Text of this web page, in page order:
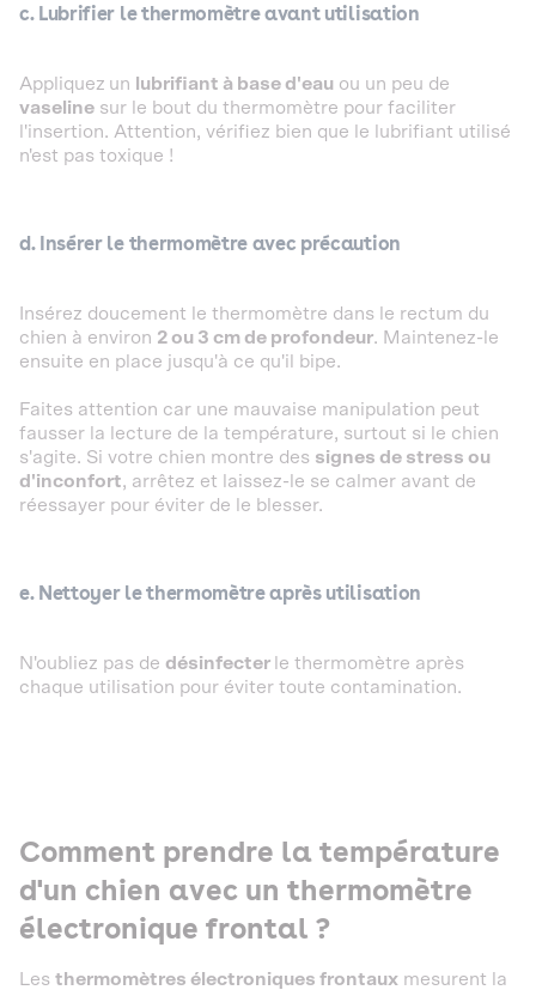
c. Lubrifier le thermomètre avant utilisation
Appliquez un lubrifiant à base d'eau ou un peu de
vaseline sur le bout du thermomètre pour faciliter
l'insertion. Attention, vérifiez bien que le lubrifiant utilisé
n'est pas toxique !
d. Insérer le thermomètre avec précaution
Insérez doucement le thermomètre dans le rectum du
chien à environ 2 ou 3 cm de profondeur. Maintenez-le
ensuite en place jusqu'à ce qu'il bipe.
Faites attention car une mauvaise manipulation peut
fausser la lecture de la température, surtout si le chien
s'agite. Si votre chien montre des signes de stress ou
d'inconfort, arrêtez et laissez-le se calmer avant de
réessayer pour éviter de le blesser.
e. Nettoyer le thermomètre après utilisation
N'oubliez pas de désinfecter le thermomètre après
chaque utilisation pour éviter toute contamination.
Comment prendre la température
d'un chien avec un thermomètre
électronique frontal ?
Les thermomètres électroniques frontaux mesurent la